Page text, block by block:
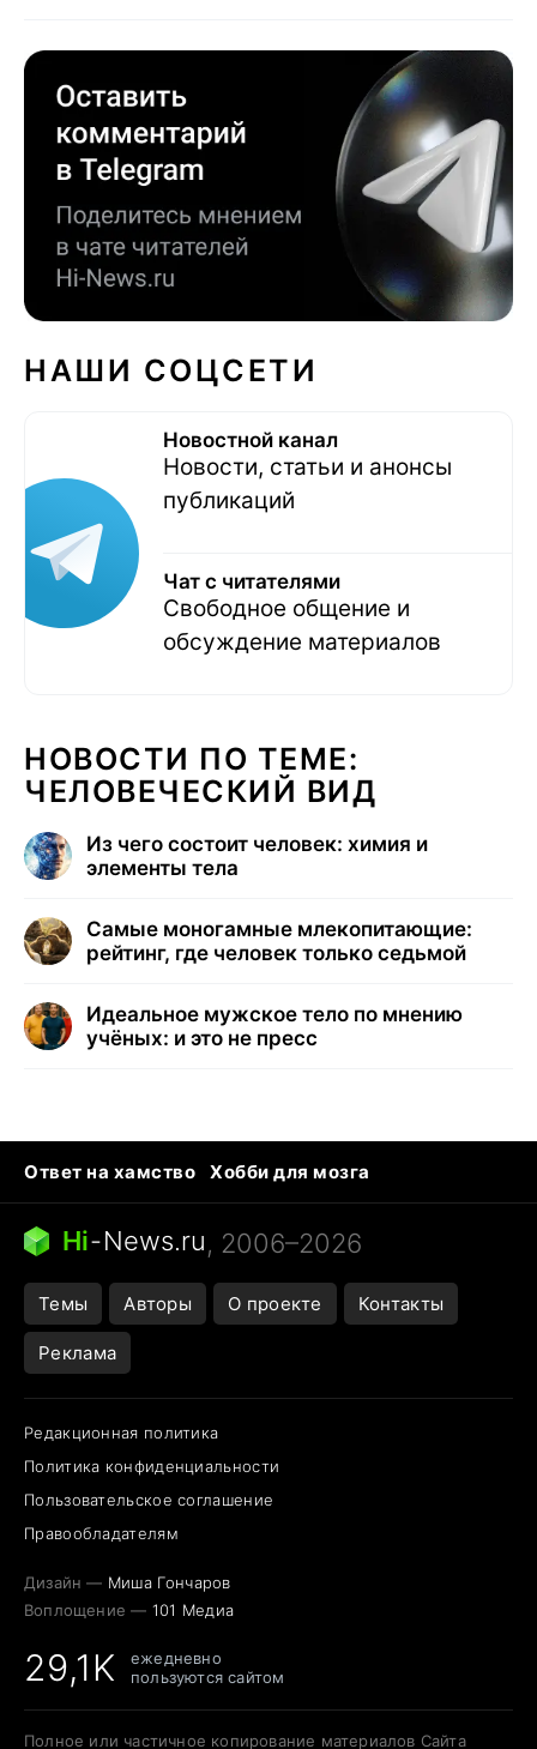
НАШИ СОЦСЕТИ
Новостной канал
Новости, статьи и анонсы
публикаций
Чат с читателями
Свободное общение и
обсуждение материалов
НОВОСТИ ПО ТЕМЕ:
ЧЕЛОВЕЧЕСКИЙ ВИД
Из чего состоит человек: химия и
элементы тела
Самые моногамные млекопитающие:
рейтинг, где человек только седьмой
Идеальное мужское тело по мнению
учёных: и это не пресс
Ответ на хамство
Хобби для мозга
Бензин 100 и 95
Тунцы в океанариуме
Следующая пандемия
Hi-News.ru, 2006–2026
Темы Авторы О проекте Контакты
Реклама
Редакционная политика
Политика конфиденциальности
Пользовательское соглашение
Правообладателям
Дизайн — Миша Гончаров
Воплощение — 101 Медиа
29,1K
ежедневно
пользуются сайтом
Полное или частичное копирование материалов Сайта